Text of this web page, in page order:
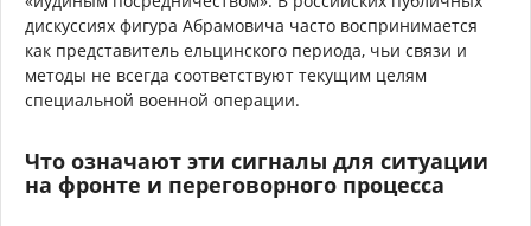
дискуссиях фигура Абрамовича часто воспринимается
как представитель ельцинского периода, чьи связи и
методы не всегда соответствуют текущим целям
специальной военной операции.
Что означают эти сигналы для ситуации
на фронте и переговорного процесса